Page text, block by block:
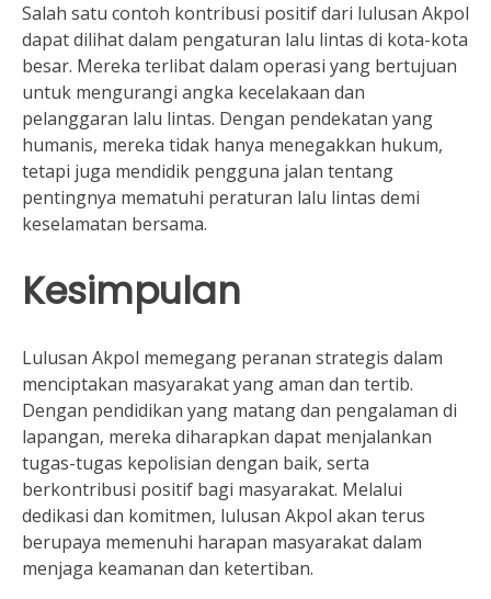
Salah satu contoh kontribusi positif dari lulusan Akpol
dapat dilihat dalam pengaturan lalu lintas di kota-kota
besar. Mereka terlibat dalam operasi yang bertujuan
untuk mengurangi angka kecelakaan dan
pelanggaran lalu lintas. Dengan pendekatan yang
humanis, mereka tidak hanya menegakkan hukum,
tetapi juga mendidik pengguna jalan tentang
pentingnya mematuhi peraturan lalu lintas demi
keselamatan bersama.
Kesimpulan
Lulusan Akpol memegang peranan strategis dalam
menciptakan masyarakat yang aman dan tertib.
Dengan pendidikan yang matang dan pengalaman di
lapangan, mereka diharapkan dapat menjalankan
tugas-tugas kepolisian dengan baik, serta
berkontribusi positif bagi masyarakat. Melalui
dedikasi dan komitmen, lulusan Akpol akan terus
berupaya memenuhi harapan masyarakat dalam
menjaga keamanan dan ketertiban.